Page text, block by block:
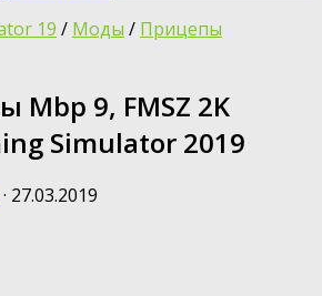
19 / Моды / Прицепы
Mbp 9, FMSZ 2K
Simulator 2019
· 27.03.2019